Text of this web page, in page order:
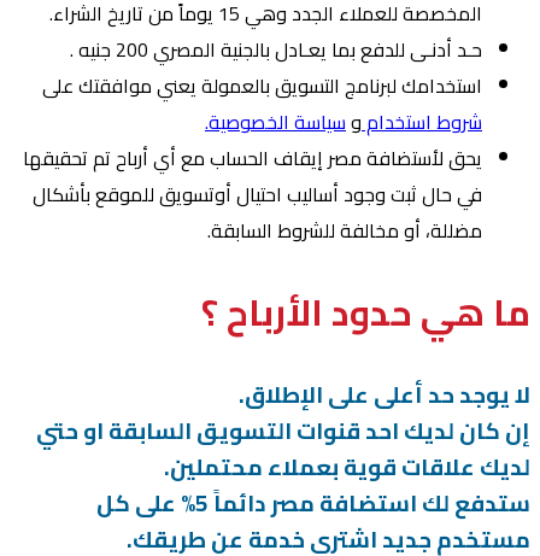
المخصصة للعملاء الجدد وهي 15 يوماً من تاريخ الشراء.
حـد أدنـى للدفع بما يعـادل بالجنية المصري 200 جنيه .
استخدامك لبرنامج التسويق بالعمولة يعني موافقتك على
شروط استخداموسياسة الخصوصية.
يحق لأستضافة مصر إيقاف الحساب مع أي أرباح تم تحقيقها
في حال ثبت وجود أساليب احتيال أوتسويق للموقع بأشكال
مضللة، أو مخالفة للشروط السابقة.
ما هي حدود الأرباح ؟
لا يوجد حد أعلى على الإطلاق.
إن كان لديك احد قنوات التسويق السابقة او حتي
لديك علاقات قوية بعملاء محتملين.
ستدفع لك استضافة مصر دائماً 5% على كل
مستخدم جديد اشترى خدمة عن طريقك.